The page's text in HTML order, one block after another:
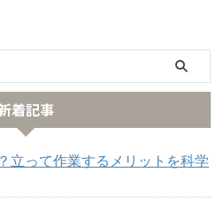
着記事
立って作業するメリットを科学